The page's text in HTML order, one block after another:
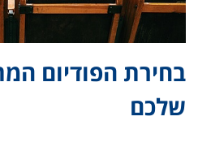
בחירת הפודיום
שלכם